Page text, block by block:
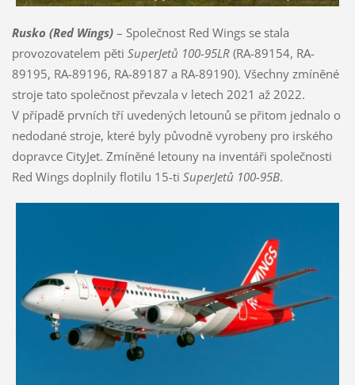
Rusko (Red Wings)– Společnost Red Wings se stala
provozovatelem pěti SuperJetů 100-95LR(RA-89154, RA-
89195, RA-89196, RA-89187 a RA-89190). Všechny zmíněné
stroje tato společnost převzala v letech 2021 až 2022.
V případě prvních tří uvedených letounů se přitom jednalo o
nedodané stroje, které byly původně vyrobeny pro irského
dopravce CityJet. Zmíněné letouny na inventáři společnosti
Red Wings doplnily flotilu 15-ti SuperJetů 100-95B.